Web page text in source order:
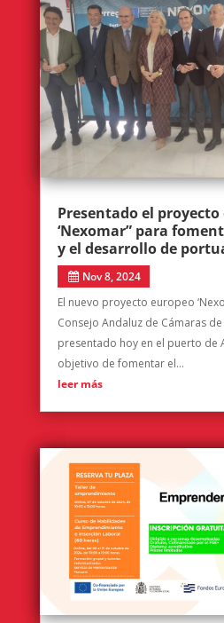
Presentado el
‘Nexomar” para
y el desarrollo de
Nov 8, 2024
El nuevo proyecto europeo
Consejo Andaluz de Cámaras
presentado hoy en el puerto de
objetivo de fomentar el...
leer más